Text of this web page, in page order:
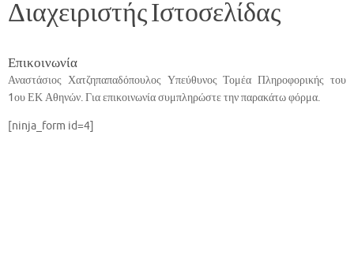
Διαχειριστής Ιστοσελίδας
Επικοινωνία
Αναστάσιος Χατζηπαπαδόπουλος Υπεύθυνος Τομέα Πληροφορικής του
1ου ΕΚ Αθηνών. Για επικοινωνία συμπληρώστε την παρακάτω φόρμα.
[ninja_form id=4]